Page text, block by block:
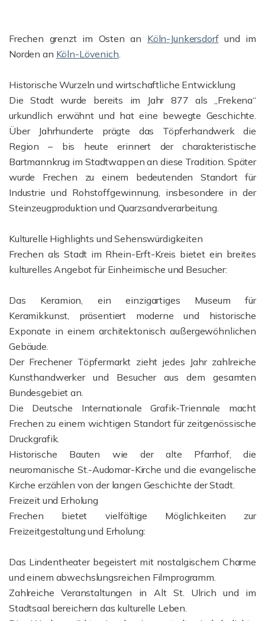
Frechen grenzt im Osten an Köln-Junkersdorfund im
Norden an Köln-Lövenich.
Historische Wurzeln und wirtschaftliche Entwicklung
Die Stadt wurde bereits im Jahr 877 als „Frekena“
urkundlich erwähnt und hat eine bewegte Geschichte.
Über Jahrhunderte prägte das Töpferhandwerk die
Region – bis heute erinnert der charakteristische
Bartmannkrug im Stadtwappen an diese Tradition. Später
wurde Frechen zu einem bedeutenden Standort für
Industrie und Rohstoffgewinnung, insbesondere in der
Steinzeugproduktion und Quarzsandverarbeitung.
Kulturelle Highlights und Sehenswürdigkeiten
Frechen als Stadt im Rhein-Erft-Kreis bietet ein breites
kulturelles Angebot für Einheimische und Besucher:
Das Keramion, ein einzigartiges Museum für
Keramikkunst, präsentiert moderne und historische
Exponate in einem architektonisch außergewöhnlichen
Gebäude.
Der Frechener Töpfermarkt zieht jedes Jahr zahlreiche
Kunsthandwerker und Besucher aus dem gesamten
Bundesgebiet an.
Die Deutsche Internationale Grafik-Triennale macht
Frechen zu einem wichtigen Standort für zeitgenössische
Druckgrafik.
Historische Bauten wie der alte Pfarrhof, die
neuromanische St.-Audomar-Kirche und die evangelische
Kirche erzählen von der langen Geschichte der Stadt.
Freizeit und Erholung
Frechen bietet vielfältige Möglichkeiten zur
Freizeitgestaltung und Erholung:
Das Lindentheater begeistert mit nostalgischem Charme
und einem abwechslungsreichen Filmprogramm.
Zahlreiche Veranstaltungen in Alt St. Ulrich und im
Stadtsaal bereichern das kulturelle Leben.